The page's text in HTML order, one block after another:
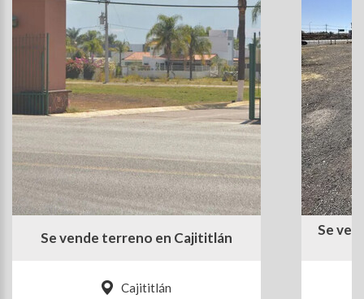
Se vende terreno en Cajititlán
Cajititlán
Se